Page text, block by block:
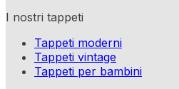
I nostri tappeti
Tappeti moderni
Tappeti vintage
Tappeti per bambini